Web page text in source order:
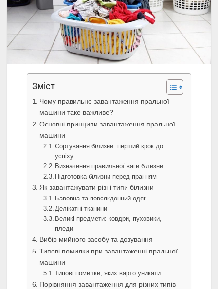
Зміст
Чому правильне завантаження пральної
машини таке важливе?
Основні принципи завантаження пральної
машини
Сортування білизни: перший крок до
успіху
Визначення правильної ваги білизни
Підготовка білизни перед пранням
Як завантажувати різні типи білизни
Бавовна та повсякденний одяг
Делікатні тканини
Великі предмети: ковдри, пуховики,
пледи
Вибір мийного засобу та дозування
Типові помилки при завантаженні пральної
машини
Типові помилки, яких варто уникати
Порівняння завантаження для різних типів